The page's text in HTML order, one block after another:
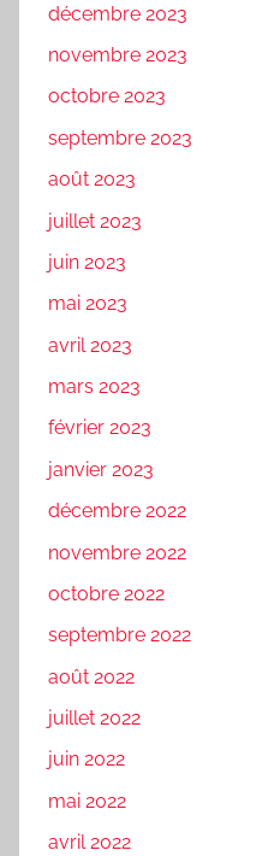
décembre 2023
novembre 2023
octobre 2023
septembre 2023
août 2023
juillet 2023
juin 2023
mai 2023
avril 2023
mars 2023
février 2023
janvier 2023
décembre 2022
novembre 2022
octobre 2022
septembre 2022
août 2022
juillet 2022
juin 2022
mai 2022
avril 2022